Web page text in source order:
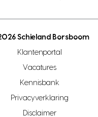
dag
zoetermeer
regio den haag
regio rotterdam
Schieland Borsboom
Klantenportal
Vacatures
Kennisbank
Privacyverklaring
Disclaimer